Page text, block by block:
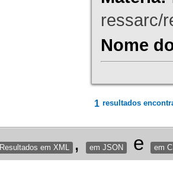
ressarc/
Nome
1 resultados
Resultados em XML , em JSON e em